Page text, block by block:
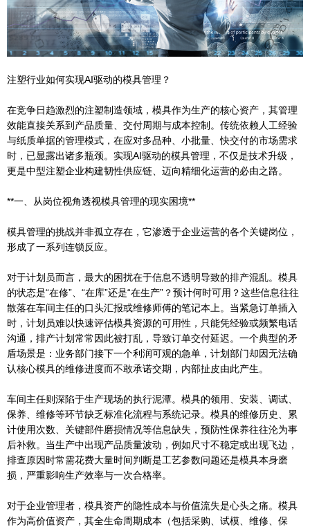
注塑行业如何实现AI驱动的模具管理？
在竞争日趋激烈的注塑制造领域，模具作为生产的核心资产，其管理
效能直接关系到产品质量、交付周期与成本控制。传统依赖人工经验
与纸质单据的管理模式，在应对多品种、小批量、快交付的市场需求
时，已显露出诸多瓶颈。实现AI驱动的模具管理，不仅是技术升级，
更是中型注塑企业构建韧性供应链、迈向精细化运营的必由之路。
**一、从岗位视角透视模具管理的现实困境**
模具管理的挑战并非孤立存在，它渗透于企业运营的各个关键岗位，
形成了一系列连锁反应。
对于计划员而言，最大的困扰在于信息不透明导致的排产混乱。模具
的状态是“在修”、“在库”还是“在生产”？预计何时可用？这些信息往往
散落在车间主任的口头汇报或维修师傅的笔记本上。当紧急订单插入
时，计划员难以快速评估模具资源的可用性，只能凭经验或频繁电话
沟通，排产计划常常因此被打乱，导致订单交付延迟。一个典型的矛
盾场景是：业务部门接下一个利润可观的急单，计划部门却因无法确
认核心模具的维修进度而不敢承诺交期，内部扯皮由此产生。
车间主任则深陷于生产现场的执行泥潭。模具的领用、安装、调试、
保养、维修等环节缺乏标准化流程与系统记录。模具的维修历史、累
计使用次数、关键部件磨损情况等信息缺失，预防性保养往往沦为事
后补救。当生产中出现产品质量波动，例如尺寸不稳定或出现飞边，
排查原因时常需花费大量时间判断是工艺参数问题还是模具本身磨
损，严重影响生产效率与一次合格率。
对于企业管理者，模具资产的隐性成本与价值流失是心头之痛。模具
作为高价值资产，其全生命周期成本（包括采购、试模、维修、保